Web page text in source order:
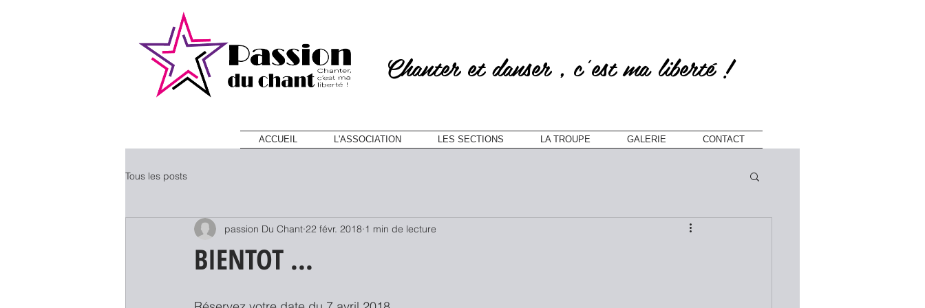
Chanter et danser , c'est ma liberté !
ACCUEIL L'ASSOCIATION LES SECTIONS LA TROUPE GALERIE CONTACT
Tous les posts
BIENTOT ...
passion Du Chant 22 févr. 2018 1 min de lecture